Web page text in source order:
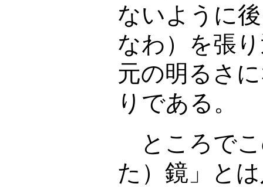
ないように
なわ）を張
元の明るさ
りである。
ところでこ
た）鏡」と